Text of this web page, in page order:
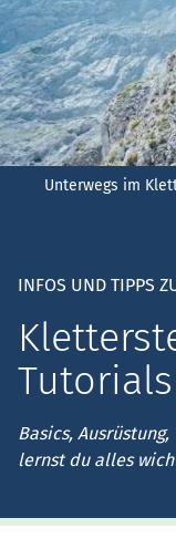
Unterwegs im
INFOS UND TIPPS
Tutorials
Basics,
lernst du alles